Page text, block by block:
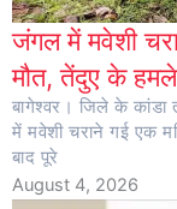
जंगल में मवेशी
मौत, तेंदुए के
बागेश्वर। जिले के कांडा
में मवेशी चराने गई एक
बाद पूरे
August 4, 2026